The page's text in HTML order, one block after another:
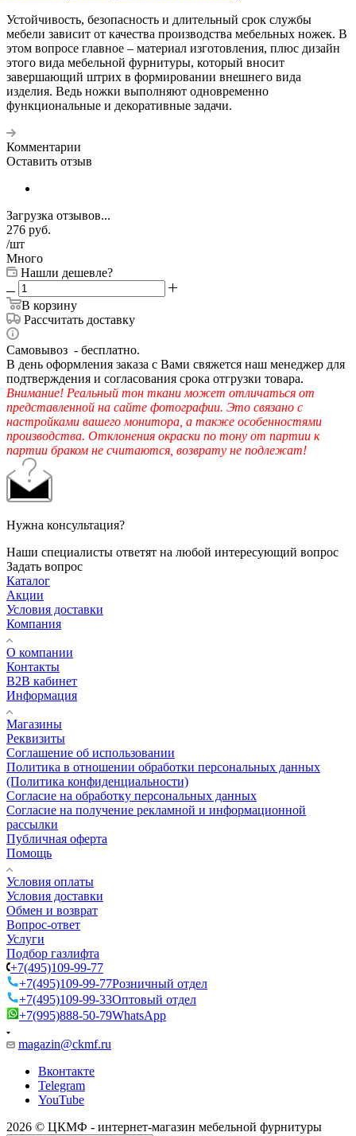
Устойчивость, безопасность и длительный срок службы
мебели зависит от качества производства мебельных ножек. В
этом вопросе главное – материал изготовления, плюс дизайн
этого вида мебельной фурнитуры, который вносит
завершающий штрих в формировании внешнего вида
изделия. Ведь ножки выполняют одновременно
функциональные и декоративные задачи.
Комментарии
Оставить отзыв
Загрузка отзывов...
276 руб.
/шт
Много
Нашли дешевле?
В корзину
Рассчитать доставку
Самовывоз - бесплатно.
В день оформления заказа с Вами свяжется наш менеджер для
подтверждения и согласования срока отгрузки товара.
Внимание! Реальный тон ткани может отличаться от
представленной на сайте фотографии. Это связано с
настройками вашего монитора, а также особенностями
производства. Отклонения окраски по тону от партии к
партии браком не считаются, возврату не подлежат!
Нужна консультация?
Наши специалисты ответят на любой интересующий вопрос
Задать вопрос
Каталог
Акции
Условия доставки
Компания
О компании
Контакты
B2B кабинет
Информация
Магазины
Реквизиты
Соглашение об использовании
Политика в отношении обработки персональных данных
(Политика конфиденциальности)
Согласие на обработку персональных данных
Согласие на получение рекламной и информационной
рассылки
Публичная оферта
Помощь
Условия оплаты
Условия доставки
Обмен и возврат
Вопрос-ответ
Услуги
Подбор газлифта
+7(495)109-99-77
+7(495)109-99-77Розничный отдел
+7(495)109-99-33Оптовый отдел
+7(995)888-50-79WhatsApp
magazin@ckmf.ru
Вконтакте
Telegram
YouTube
2026 © ЦКМФ - интернет-магазин мебельной фурнитуры